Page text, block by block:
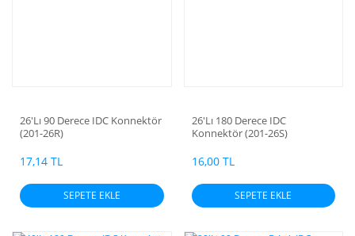
26'Lı 90 Derece IDC Konnektör
(201-26R)
17,14 TL
SEPETE EKLE
26'Lı 180 Derece IDC
Konnektör (201-26S)
16,00 TL
SEPETE EKLE